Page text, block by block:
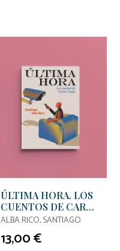
ÚLTIMA HORA. LOS
CUENTOS DE CARNE
CRUDA
ALBA RICO, SANTIAGO
13,00 €